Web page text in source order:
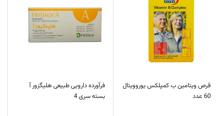
قرص ویتامین ب کمپلکس یوروویتال
60 عدد
فرآورده دارویی طبیعی هلیگزور آ
بسته سری 4